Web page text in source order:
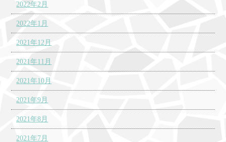
2022年2月
2022年1月
2021年12月
2021年11月
2021年10月
2021年9月
2021年8月
2021年7月